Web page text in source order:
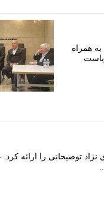
همراه
توضیحانی را ارائه